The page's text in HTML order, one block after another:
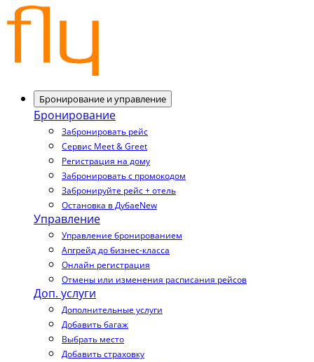
Бронирование и управление
Бронирование
Забронировать рейс
Сервис Meet & Greet
Регистрация на дому
Забронировать с промокодом
Забронируйте рейс + отель
Остановка в ДубаеNew
Управление
Управление бронированием
Апгрейд до бизнес-класса
Онлайн регистрация
Отмены или изменения расписания рейсов
Доп. услуги
Дополнительные услуги
Добавить багаж
Выбрать место
Добавить страховку